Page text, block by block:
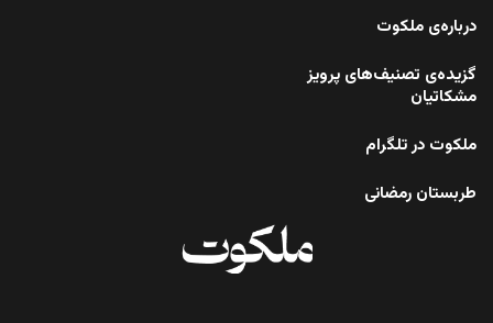
درباره‌ی ملکوت
گزیده‌ی تصنیف‌های پرویز
مشکاتیان
ملکوت در تلگرام
طربستان رمضانی